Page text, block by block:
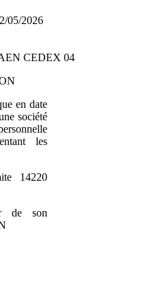
05/2026
CEDEX 04
en date
société
les
14220
de son